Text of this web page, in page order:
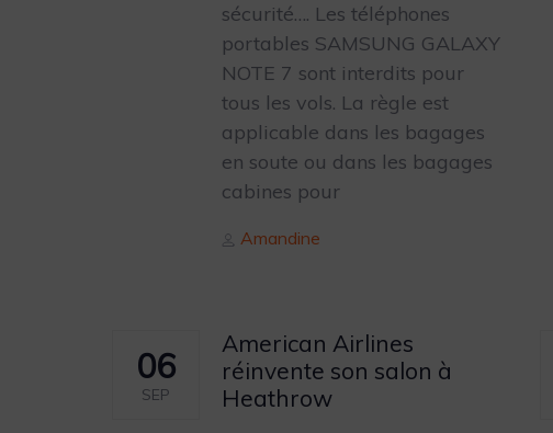
sécurité…. Les téléphones
portables SAMSUNG GALAXY
NOTE 7 sont interdits pour
tous les vols. La règle est
applicable dans les bagages
en soute ou dans les bagages
cabines pour
Author
Amandine
06
SEP
American Airlines
réinvente son salon à
Heathrow